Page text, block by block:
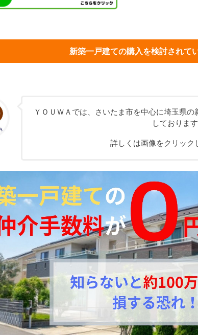
新築一戸建ての購入を検討されて
ＹＯＵＷＡでは、さいたま市を中心に埼玉県
しております
詳しくは画像をクリック